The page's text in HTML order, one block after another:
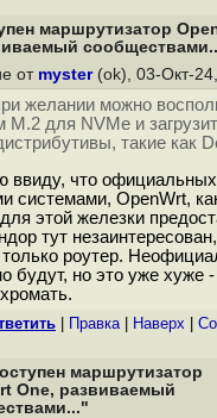
маршрутизатор
от myster(ok), 03-Окт-
желании можно
M.2 для NVMe и
такие как
ввиду, что официальных
системами, OpenWrt,
этой железки
тут
роутер.
будут, но это уже хуже
Правка| Наверх
маршрутизатор
One, развиваемый